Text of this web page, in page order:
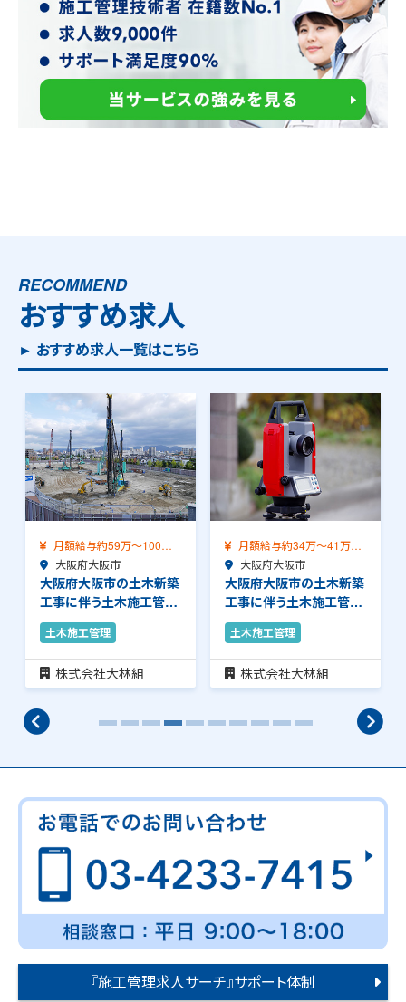
RECOMMEND
おすすめ求人
► おすすめ求人一覧はこちら
月額給与約59万～100万
（前職給与保証…
大阪府大阪市
大阪府大阪市の土木新築
工事に伴う土木施工管理
のお仕事です。安…
土木施工管理
株式会社大林組
月額給与約34万～41万
（前職給与保証）…
大阪府大阪市
大阪府大阪市の土木新築
工事に伴う土木施工管理
のお仕事です。安…
土木施工管理
株式会社大林組
『施工管理求人サーチ』サポート体制